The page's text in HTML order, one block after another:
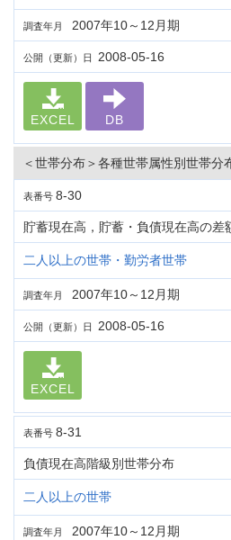
調査年月 2007年10～12月期
公開（更新）日 2008-05-16
EXCEL DB
＜世帯分布＞各種世帯属性別世帯分
表番号 8-30
貯蓄現在高，貯蓄・負債現在高の差
二人以上の世帯・勤労者世帯
調査年月 2007年10～12月期
公開（更新）日 2008-05-16
EXCEL
表番号 8-31
負債現在高階級別世帯分布
二人以上の世帯
調査年月 2007年10～12月期